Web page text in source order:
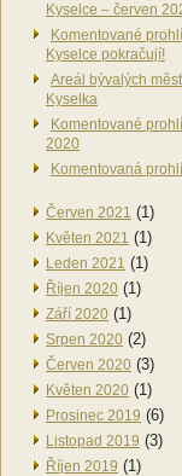
Kyselce – červen
Komentované
Kyselce pokračují!
Areál bývalých
Kyselka
Komentované
2020
Komentovaná
Červen 2021 (1)
Květen 2021 (1)
Leden 2021 (1)
Říjen 2020 (1)
Září 2020 (1)
Srpen 2020 (2)
Červen 2020 (3)
Květen 2020 (1)
Prosinec 2019 (6)
Listopad 2019 (3)
Říjen 2019 (1)